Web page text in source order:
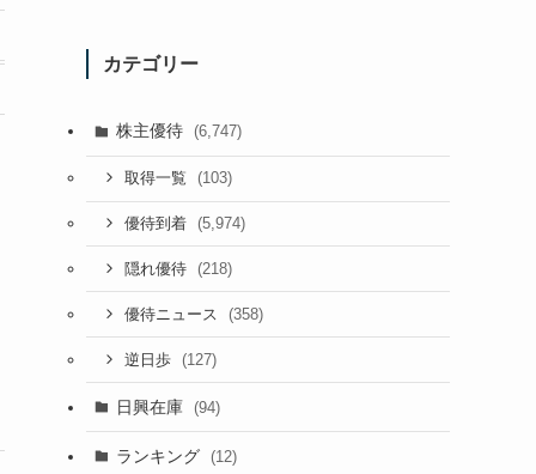
カテゴリー
株主優待 (6,747)
取得一覧 (103)
優待到着 (5,974)
隠れ優待 (218)
優待ニュース (358)
逆日歩 (127)
日興在庫 (94)
ランキング (12)